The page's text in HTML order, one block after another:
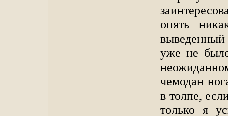
опять
уже не
чемодан
в толпе,
только я